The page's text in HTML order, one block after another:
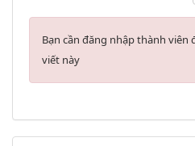
Bạn cần đăng nhập thành viên
viết này